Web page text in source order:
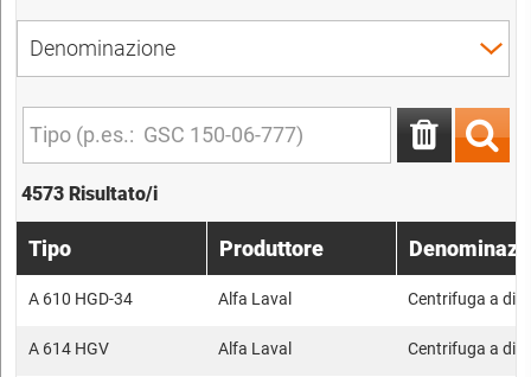
4573 Risultato/i
Tipo Produttore
A 610 HGD-34 Alfa Laval Centrifuga a
A 614 HGV Alfa Laval Centrifuga a